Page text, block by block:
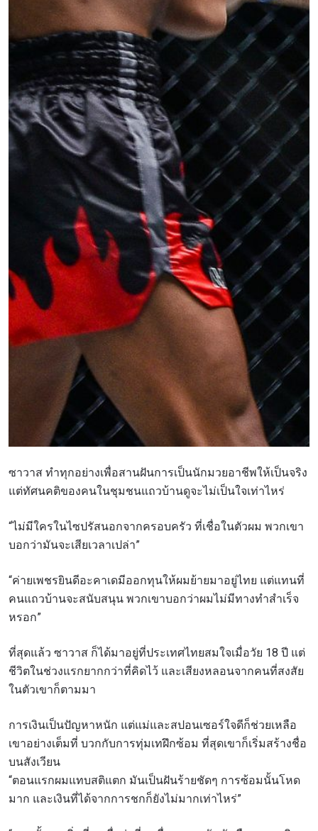
ซาวาส ทำทุกอย่างเพื่อสานฝันการเป็นนักมวยอาชีพให้เป็นจริง
แต่ทัศนคติของคนในชุมชนแถวบ้านดูจะไม่เป็นใจเท่าไหร่
“ไม่มีใครในไซปรัสนอกจากครอบครัว ที่เชื่อในตัวผม พวกเขา
บอกว่ามันจะเสียเวลาเปล่า”
“ค่ายเพชรยินดีอะคาเดมีออกทุนให้ผมย้ายมาอยู่ไทย แต่แทนที่
คนแถวบ้านจะสนับสนุน พวกเขาบอกว่าผมไม่มีทางทำสำเร็จ
หรอก”
ที่สุดแล้ว ซาวาส ก็ได้มาอยู่ที่ประเทศไทยสมใจเมื่อวัย 18 ปี แต่
ชีวิตในช่วงแรกยากกว่าที่คิดไว้ และเสียงหลอนจากคนที่สงสัย
ในตัวเขาก็ตามมา
การเงินเป็นปัญหาหนัก แต่แม่และสปอนเซอร์ใจดีก็ช่วยเหลือ
เขาอย่างเต็มที่ บวกกับการทุ่มเทฝึกซ้อม ที่สุดเขาก็เริ่มสร้างชื่อ
บนสังเวียน
“ตอนแรกผมแทบสติแตก มันเป็นฝันร้ายชัดๆ การซ้อมนั้นโหด
มาก และเงินที่ได้จากการชกก็ยังไม่มากเท่าไหร่”